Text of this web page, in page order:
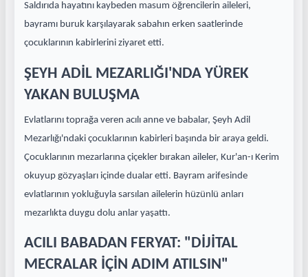
Saldırıda hayatını kaybeden masum öğrencilerin aileleri,
bayramı buruk karşılayarak sabahın erken saatlerinde
çocuklarının kabirlerini ziyaret etti.
ŞEYH ADİL MEZARLIĞI'NDA YÜREK
YAKAN BULUŞMA
Evlatlarını toprağa veren acılı anne ve babalar, Şeyh Adil
Mezarlığı'ndaki çocuklarının kabirleri başında bir araya geldi.
Çocuklarının mezarlarına çiçekler bırakan aileler, Kur'an-ı Kerim
okuyup gözyaşları içinde dualar etti. Bayram arifesinde
evlatlarının yokluğuyla sarsılan ailelerin hüzünlü anları
mezarlıkta duygu dolu anlar yaşattı.
ACILI BABADAN FERYAT: "DİJİTAL
MECRALAR İÇİN ADIM ATILSIN"